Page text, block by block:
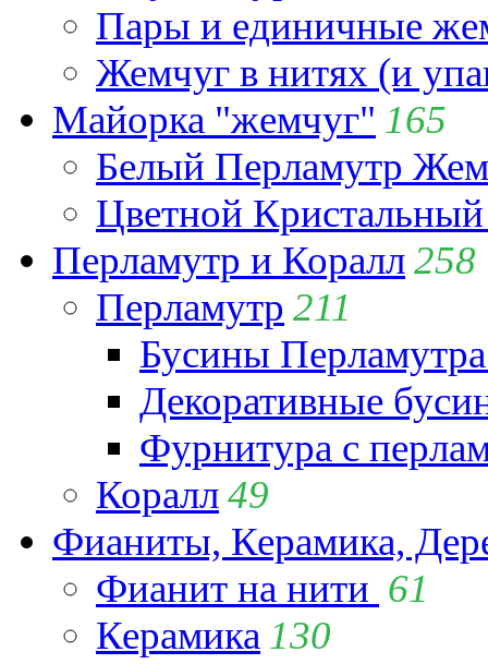
Пары и единичные
Жемчуг в нитях (и
Майорка "жемчуг" 165
Белый Перламутр
Цветной
Перламутр и Коралл258
Перламутр 211
Бусины
Декоративные
Фурнитура с
Коралл49
Фианиты, Керамика,
Фианит на нити 61
Керамика 130